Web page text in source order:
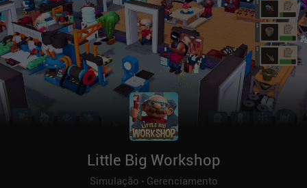
Little Big Workshop
Simulação Gerenciamento